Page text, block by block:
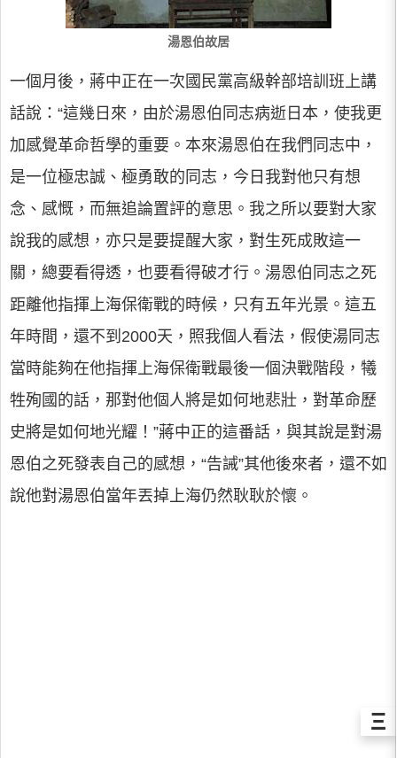
湯恩伯故居
一個月後，蔣中正在一次國民黨高級幹部培訓班上講
話說：“這幾日來，由於湯恩伯同志病逝日本，使我更
加感覺革命哲學的重要。本來湯恩伯在我們同志中，
是一位極忠誠、極勇敢的同志，今日我對他只有想
念、感慨，而無追論置評的意思。我之所以要對大家
說我的感想，亦只是要提醒大家，對生死成敗這一
關，總要看得透，也要看得破才行。湯恩伯同志之死
距離他指揮上海保衛戰的時候，只有五年光景。這五
年時間，還不到2000天，照我個人看法，假使湯同志
當時能夠在他指揮上海保衛戰最後一個決戰階段，犧
牲殉國的話，那對他個人將是如何地悲壯，對革命歷
史將是如何地光耀！”蔣中正的這番話，與其說是對湯
恩伯之死發表自己的感想，“告誡”其他後來者，還不如
說他對湯恩伯當年丟掉上海仍然耿耿於懷。
Ξ